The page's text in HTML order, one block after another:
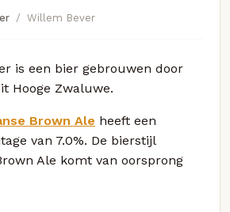
Willem Bever
is een bier gebrouwen door
Hooge Zwaluwe.
Brown Ale heeft een
van 7.0%. De bierstijl
Ale komt van oorsprong